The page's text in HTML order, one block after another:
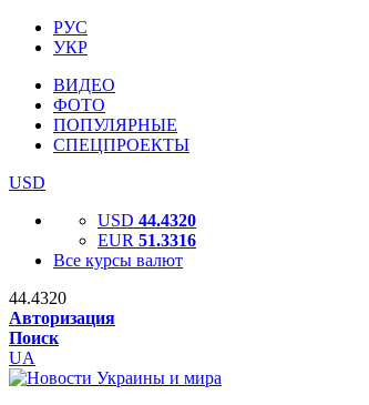
РУС
УКР
ВИДЕО
ФОТО
ПОПУЛЯРНЫЕ
СПЕЦПРОЕКТЫ
USD
USD 44.4320
EUR 51.3316
Все курсы валют
44.4320
Авторизация
Поиск
UA